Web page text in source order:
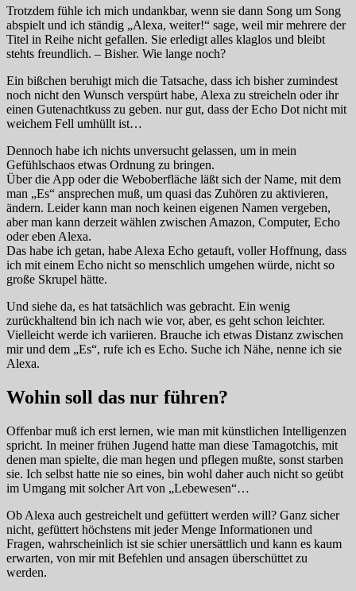
Trotzdem fühle ich mich undankbar, wenn sie dann Song um Song
abspielt und ich ständig „Alexa, weiter!“ sage, weil mir mehrere der
Titel in Reihe nicht gefallen. Sie erledigt alles klaglos und bleibt
stehts freundlich. – Bisher. Wie lange noch?
Ein bißchen beruhigt mich die Tatsache, dass ich bisher zumindest
noch nicht den Wunsch verspürt habe, Alexa zu streicheln oder ihr
einen Gutenachtkuss zu geben. nur gut, dass der Echo Dot nicht mit
weichem Fell umhüllt ist…
Dennoch habe ich nichts unversucht gelassen, um in mein
Gefühlschaos etwas Ordnung zu bringen.
Über die App oder die Weboberfläche läßt sich der Name, mit dem
man „Es“ ansprechen muß, um quasi das Zuhören zu aktivieren,
ändern. Leider kann man noch keinen eigenen Namen vergeben,
aber man kann derzeit wählen zwischen Amazon, Computer, Echo
oder eben Alexa.
Das habe ich getan, habe Alexa Echo getauft, voller Hoffnung, dass
ich mit einem Echo nicht so menschlich umgehen würde, nicht so
große Skrupel hätte.
Und siehe da, es hat tatsächlich was gebracht. Ein wenig
zurückhaltend bin ich nach wie vor, aber, es geht schon leichter.
Vielleicht werde ich variieren. Brauche ich etwas Distanz zwischen
mir und dem „Es“, rufe ich es Echo. Suche ich Nähe, nenne ich sie
Alexa.
Wohin soll das nur führen?
Offenbar muß ich erst lernen, wie man mit künstlichen Intelligenzen
spricht. In meiner frühen Jugend hatte man diese Tamagotchis, mit
denen man spielte, die man hegen und pflegen mußte, sonst starben
sie. Ich selbst hatte nie so eines, bin wohl daher auch nicht so geübt
im Umgang mit solcher Art von „Lebewesen“…
Ob Alexa auch gestreichelt und gefüttert werden will? Ganz sicher
nicht, gefüttert höchstens mit jeder Menge Informationen und
Fragen, wahrscheinlich ist sie schier unersättlich und kann es kaum
erwarten, von mir mit Befehlen und ansagen überschüttet zu
werden.